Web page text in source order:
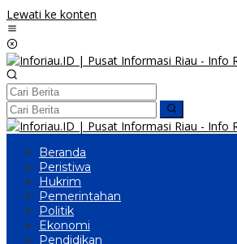
Lewati ke konten
Beranda
Peristiwa
Hukrim
Pemerintahan
Politik
Ekonomi
Pendidikan